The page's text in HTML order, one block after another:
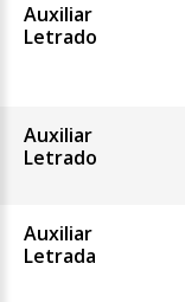
Auxiliar
Letrado
Auxiliar
Letrado
Auxiliar
Letrada